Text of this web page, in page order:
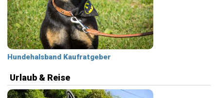
Hundehalsband Kaufratgeber
Urlaub & Reise